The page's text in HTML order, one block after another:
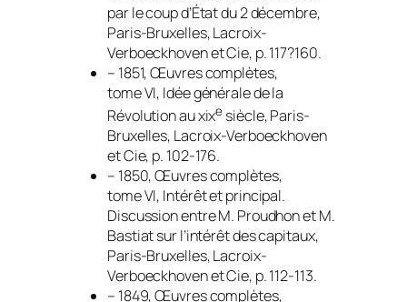
par le coup d’État du 2 décembre,
Paris-Bruxelles, Lacroix-
Verboeckhoven et Cie, p. 117?160.
– 1851,Œuvres complètes,
tome VI, Idée générale de la
Révolution au xixe siècle, Paris-
Bruxelles, Lacroix-Verboeckhoven
et Cie, p. 102-176.
– 1850,Œuvres complètes,
tome VI, Intérêt et principal.
Discussion entre M. Proudhon et M.
Bastiat sur l’intérêt des capitaux,
Paris-Bruxelles, Lacroix-
Verboeckhoven et Cie, p. 112-113.
– 1849,Œuvres complètes,